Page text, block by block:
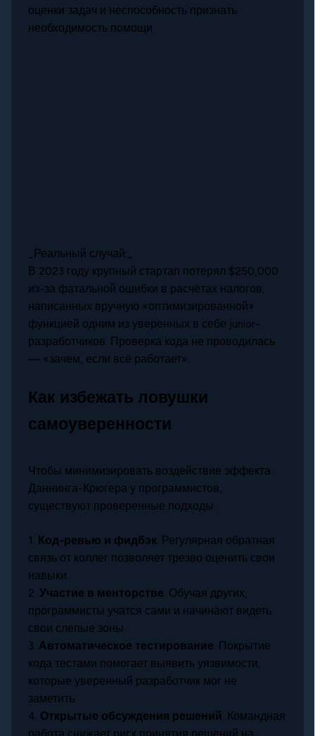
оценки задач и неспособность признать
необходимость помощи.
_Реальный случай:_
В 2023 году крупный стартап потерял $250,000
из-за фатальной ошибки в расчётах налогов,
написанных вручную «оптимизированной»
функцией одним из уверенных в себе junior-
разработчиков. Проверка кода не проводилась
— «зачем, если всё работает».
Как избежать ловушки
самоуверенности
Чтобы минимизировать воздействие эффекта
Даннинга-Крюгера у программистов,
существуют проверенные подходы:
1. Код-ревью и фидбэк . Регулярная обратная
связь от коллег позволяет трезво оценить свои
навыки.
2.Участие в менторстве . Обучая других,
программисты учатся сами и начинают видеть
свои слепые зоны.
3. Автоматическое тестирование . Покрытие
кода тестами помогает выявить уязвимости,
которые уверенный разработчик мог не
заметить.
4. Открытые обсуждения решений . Командная
работа снижает риск принятия решений на